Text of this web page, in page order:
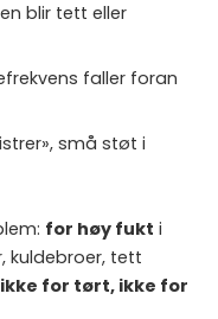
blir tett eller
faller foran
små støt i
for høy fukt i
kuldebroer, tett
ikke for tørt, ikke for